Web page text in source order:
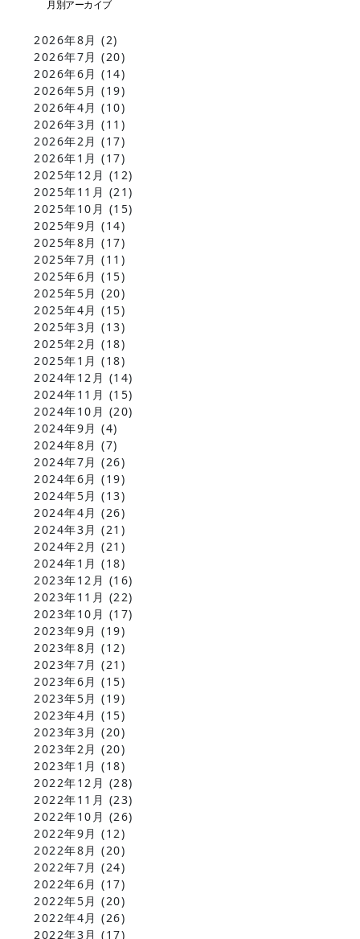
2026年8月 (2)
2026年7月 (20)
2026年6月 (14)
2026年5月 (19)
2026年4月 (10)
2026年3月 (11)
2026年2月 (17)
2026年1月 (17)
2025年12月 (12)
2025年11月 (21)
2025年10月 (15)
2025年9月 (14)
2025年8月 (17)
2025年7月 (11)
2025年6月 (15)
2025年5月 (20)
2025年4月 (15)
2025年3月 (13)
2025年2月 (18)
2025年1月 (18)
2024年12月 (14)
2024年11月 (15)
2024年10月 (20)
2024年9月 (4)
2024年8月 (7)
2024年7月 (26)
2024年6月 (19)
2024年5月 (13)
2024年4月 (26)
2024年3月 (21)
2024年2月 (21)
2024年1月 (18)
2023年12月 (16)
2023年11月 (22)
2023年10月 (17)
2023年9月 (19)
2023年8月 (12)
2023年7月 (21)
2023年6月 (15)
2023年5月 (19)
2023年4月 (15)
2023年3月 (20)
2023年2月 (20)
2023年1月 (18)
2022年12月 (28)
2022年11月 (23)
2022年10月 (26)
2022年9月 (12)
2022年8月 (20)
2022年7月 (24)
2022年6月 (17)
2022年5月 (20)
2022年4月 (26)
2022年3月 (17)